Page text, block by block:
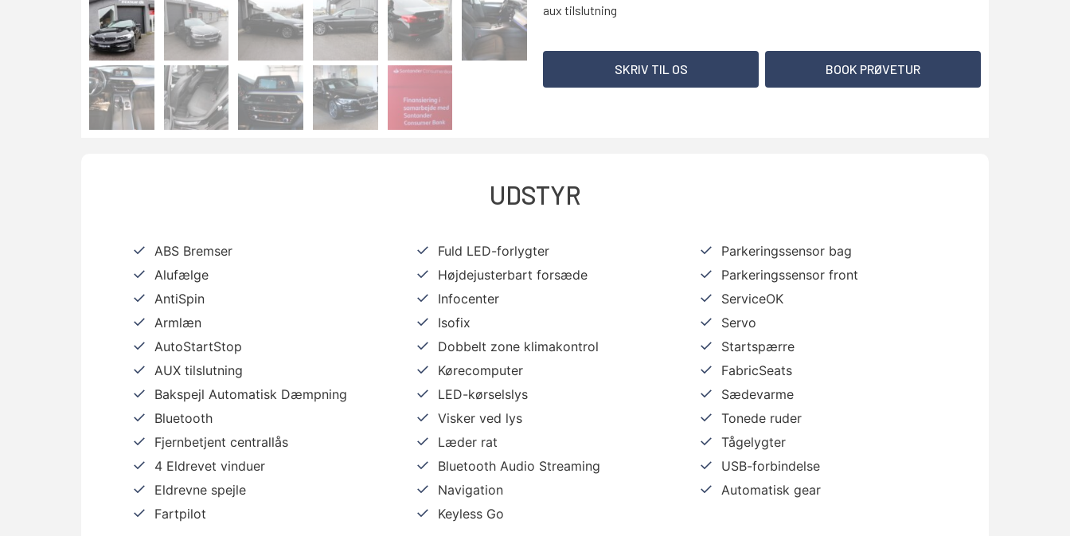
aux tilslutning
SKRIV TIL OS BOOK PRØVETUR
UDSTYR
ABS Bremser
Alufælge
AntiSpin
Armlæn
AutoStartStop
AUX tilslutning
Bakspejl Automatisk Dæmpning
Bluetooth
Fjernbetjent centrallås
4 Eldrevet vinduer
Eldrevne spejle
Fartpilot
Fuld LED-forlygter
Højdejusterbart forsæde
Infocenter
Isofix
Dobbelt zone klimakontrol
Kørecomputer
LED-kørselslys
Visker ved lys
Læder rat
Bluetooth Audio Streaming
Navigation
Keyless Go
Parkeringssensor bag
Parkeringssensor front
ServiceOK
Servo
Startspærre
FabricSeats
Sædevarme
Tonede ruder
Tågelygter
USB-forbindelse
Automatisk gear